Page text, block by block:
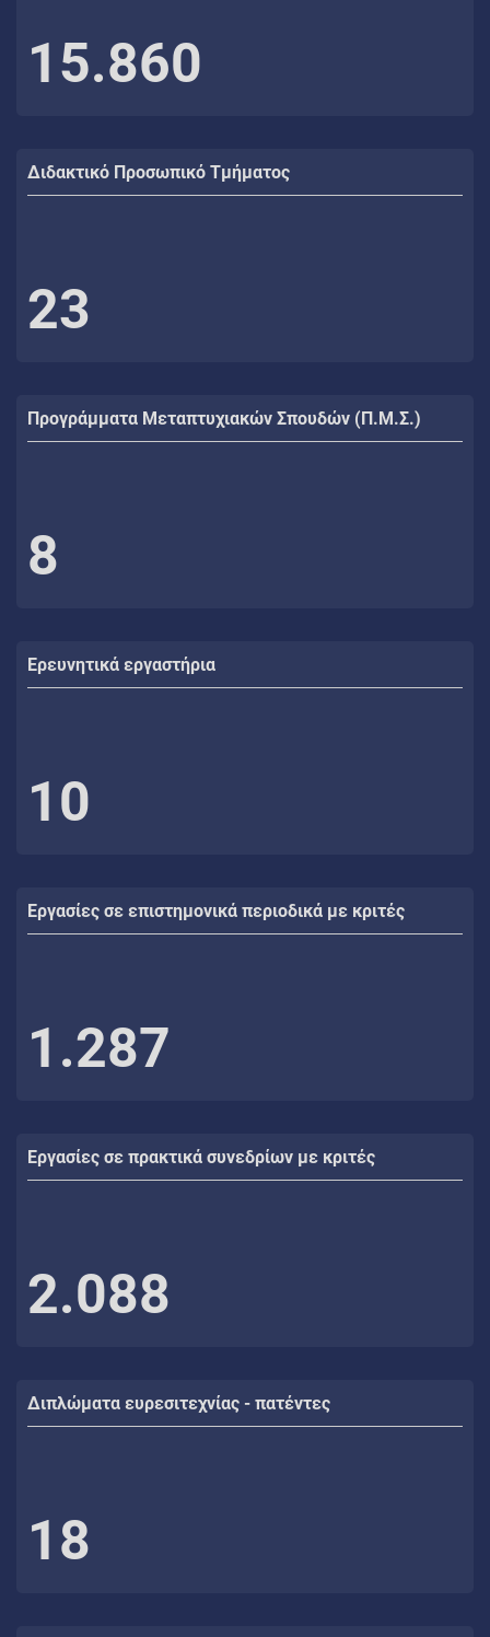
15.860
Διδακτικό Προσωπικό Τμήματος
23
Προγράμματα Μεταπτυχιακών Σπουδών (Π.Μ.Σ.)
8
Ερευνητικά εργαστήρια
10
Εργασίες σε επιστημονικά περιοδικά με κριτές
1.287
Εργασίες σε πρακτικά συνεδρίων με κριτές
2.088
Διπλώματα ευρεσιτεχνίας - πατέντες
18